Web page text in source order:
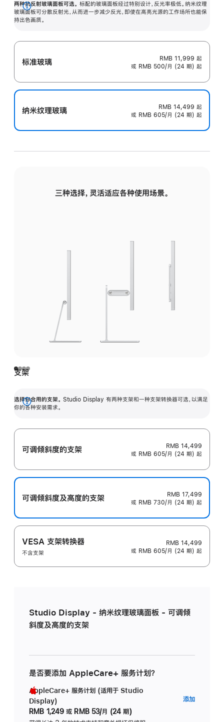
两种抗反射玻璃面板可选。 标配的玻璃面板经过特别设计，反光率极低。纳米纹理
玻璃面板可分散反射光，从而进一步减少反光，即使在高亮光源的工作场所也能保
持出色画质。
展
开
标准玻璃 RMB 11,999 起
或 RMB 500/月 (24 期) 起
纳米纹理玻璃 RMB 14,499 起
或 RMB 605/月 (24 期) 起
三种选择，灵活适应各种使用场景。
支架
选择你合用的支架。 Studio Display 有两种支架和一种支架转换器可选，以满足
你的各种安装需求。
展
可调倾斜度的支架
RMB 14,499
或 RMB 605/月 (24 期) 起
可调倾斜度及高‍度的支‍架
RMB 17,499
或 RMB 730/月 (24 期) 起
VESA 支架转换器
不含支架
RMB 14,499
或 RMB 605/月 (24 期) 起
Studio Display - 纳米纹理玻璃面板 - 可调倾
斜度及高度的支架
是否要添加 AppleCare+ 服务计划？
AppleCare+ 服务计划 (适用于 Studio
Display)
RMB 1,249 或 RMB 53/月 (24 期)
添加